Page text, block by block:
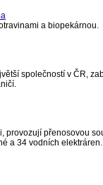
a biopekárnou.
společností v ČR,
provozují přenosovou
a 34 vodních elektráren.